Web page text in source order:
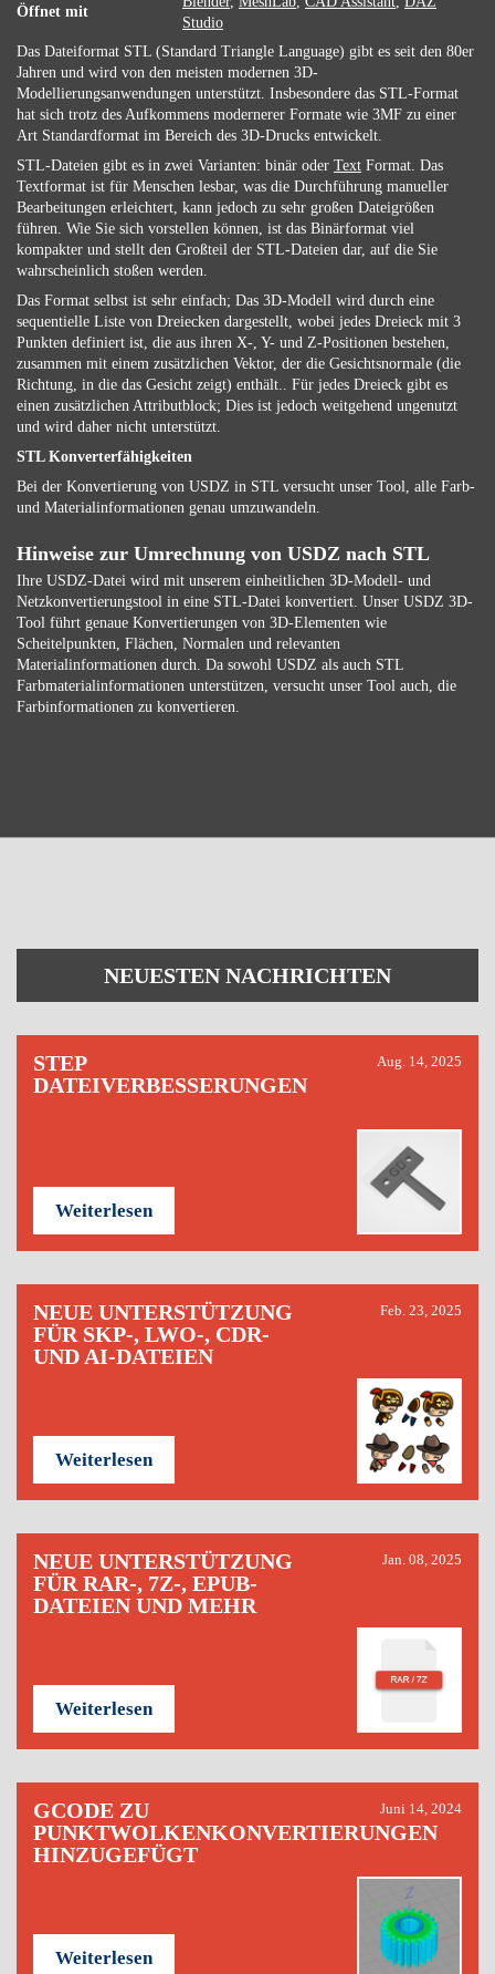
Öffnet mit
Studio
Das Dateiformat STL (Standard Triangle Language) gibt es seit den 80er
Jahren und wird von den meisten modernen 3D-
Modellierungsanwendungen unterstützt. Insbesondere das STL-Format
hat sich trotz des Aufkommens modernerer Formate wie 3MF zu einer
Art Standardformat im Bereich des 3D-Drucks entwickelt.
STL-Dateien gibt es in zwei Varianten: binär oder Text Format. Das
Textformat ist für Menschen lesbar, was die Durchführung manueller
Bearbeitungen erleichtert, kann jedoch zu sehr großen Dateigrößen
führen. Wie Sie sich vorstellen können, ist das Binärformat viel
kompakter und stellt den Großteil der STL-Dateien dar, auf die Sie
wahrscheinlich stoßen werden.
Das Format selbst ist sehr einfach; Das 3D-Modell wird durch eine
sequentielle Liste von Dreiecken dargestellt, wobei jedes Dreieck mit 3
Punkten definiert ist, die aus ihren X-, Y- und Z-Positionen bestehen,
zusammen mit einem zusätzlichen Vektor, der die Gesichtsnormale (die
Richtung, in die das Gesicht zeigt) enthält.. Für jedes Dreieck gibt es
einen zusätzlichen Attributblock; Dies ist jedoch weitgehend ungenutzt
und wird daher nicht unterstützt.
STL Konverterfähigkeiten
Bei der Konvertierung von USDZ in STL versucht unser Tool, alle Farb-
und Materialinformationen genau umzuwandeln.
Hinweise zur Umrechnung von USDZ nach STL
Ihre USDZ-Datei wird mit unserem einheitlichen 3D-Modell- und
Netzkonvertierungstool in eine STL-Datei konvertiert. Unser USDZ 3D-
Tool führt genaue Konvertierungen von 3D-Elementen wie
Scheitelpunkten, Flächen, Normalen und relevanten
Materialinformationen durch. Da sowohl USDZ als auch STL
Farbmaterialinformationen unterstützen, versucht unser Tool auch, die
Farbinformationen zu konvertieren.
NEUESTEN NACHRICHTEN
STEP
DATEIVERBESSERUNGEN
Aug. 14, 2025
Weiterlesen
NEUE UNTERSTÜTZUNG
FÜR SKP-, LWO-, CDR-
UND AI-DATEIEN
Feb. 23, 2025
Weiterlesen
NEUE UNTERSTÜTZUNG
FÜR RAR-, 7Z-, EPUB-
DATEIEN UND MEHR
Jan. 08, 2025
Weiterlesen
GCODE ZU
PUNKTWOLKENKONVERTIERUNGEN
HINZUGEFÜGT
Juni 14, 2024
Weiterlesen